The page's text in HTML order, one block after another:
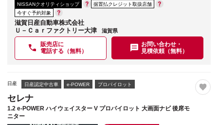
NISSANクオリティショップ
据置払クレジット取扱店舗
今すぐ予約対象
滋賀日産自動車株式会社
Ｕ－Ｃａｒファクトリー大津
滋賀県
販売店に
電話する（無料）
お問い合わせ・
見積依頼（無料）
日産 日産認定中古車 e-POWER プロパイロット
セレナ
1.2 e-POWER ハイウェイスター V プロパイロット 大画面ナビ 後席モ
ニター